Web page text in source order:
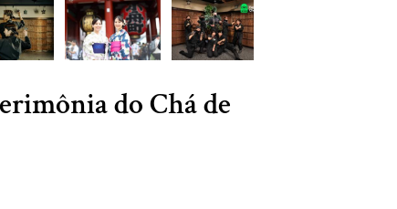
do Chá de